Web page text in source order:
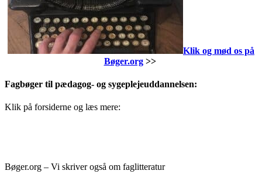
Klik og mød os på
Bøger.org>>
Fagbøger til pædagog- og sygeplejeuddannelsen:
Klik på forsiderne og læs mere:
Bøger.org – Vi skriver også om faglitteratur